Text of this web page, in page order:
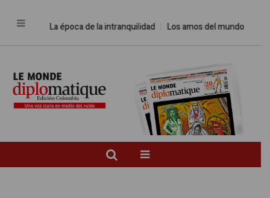
La época de la intranquilidad Los amos del mundo